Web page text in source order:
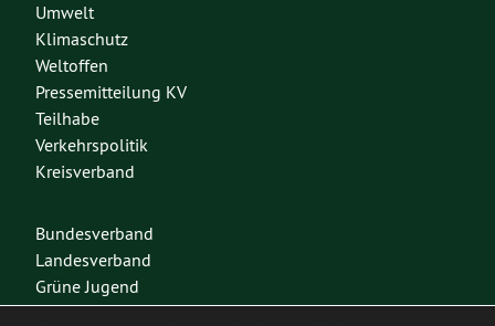
Umwelt
Klimaschutz
Weltoffen
Pressemitteilung KV
Teilhabe
Verkehrspolitik
Kreisverband
Bundesverband
Landesverband
Grüne Jugend
Spenden